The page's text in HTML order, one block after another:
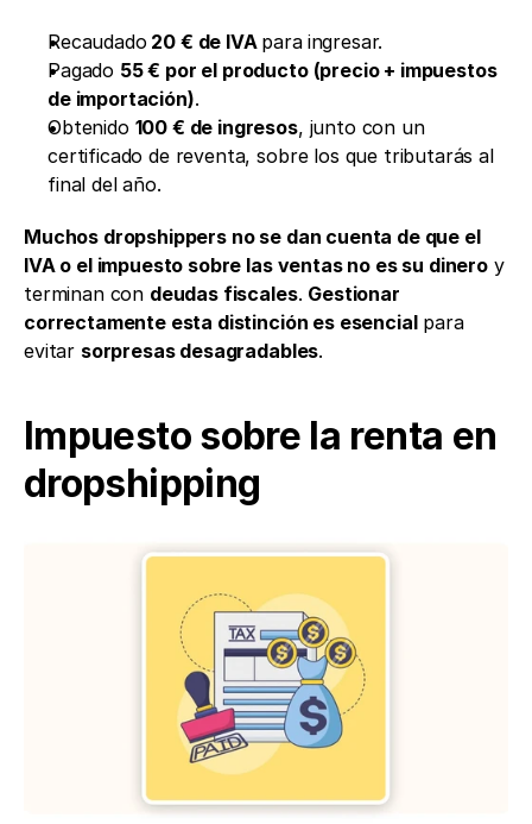
Recaudado 20 € de IVA para ingresar.
Pagado 55 € por el producto (precio + impuestos
de importación).
Obtenido 100 € de ingresos, junto con un
certificado de reventa, sobre los que tributarás al
final del año.
Muchos dropshippers no se dan cuenta de que el
IVA o el impuesto sobre las ventas no es su dinero y
terminan con deudas fiscales. Gestionar
correctamente esta distinción es esencial para
evitar sorpresas desagradables.
Impuesto sobre la renta en
dropshipping